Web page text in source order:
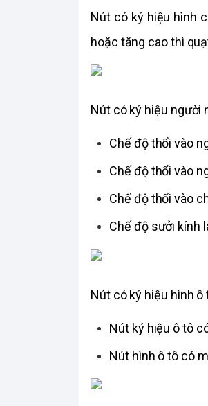
Nút có ký hiệu hình
hoặc tăng cao thì
Nút có ký hiệu người
Chế độ thổi vào
Chế độ thổi vào
Chế độ thổi vào
Chế độ sưởi kính
Nút có ký hiệu hình
Nút ký hiệu ô tô
Nút hình ô tô có